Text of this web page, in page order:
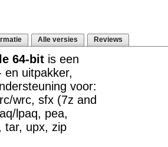
Alle versies Reviews
64-bit is een
en uitpakker,
voor:
wrc, sfx (7z and
lpaq, pea,
tar, upx, zip